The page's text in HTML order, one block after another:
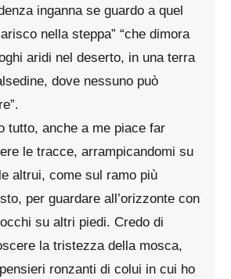
inganna se guardo a quel
nella steppa” “che dimora
aridi nel deserto, in una terra
dove nessuno può
tutto, anche a me piace far
le tracce, arrampicandomi su
altrui, come sul ramo più
per guardare all’orizzonte con
su altri piedi. Credo di
la tristezza della mosca,
ronzanti di colui in cui ho